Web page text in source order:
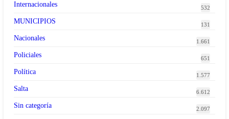
Internacionales 532
MUNICIPIOS 131
Nacionales 1.661
Policiales 651
Política 1.577
Salta 6.612
Sin categoría 2.097